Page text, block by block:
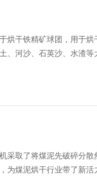
烘干铁精矿球团，用于
、河沙、石英沙、水渣
采取了将煤泥先破碎分
为煤泥烘干行业带了新活